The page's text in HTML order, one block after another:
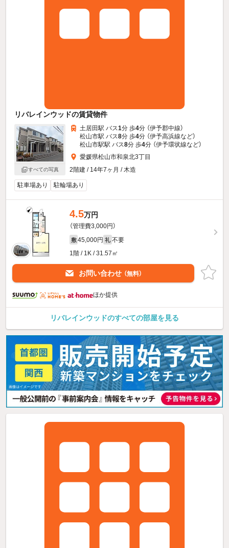
リバレインウッドの賃貸物件
すべての写真
土居田駅 バス1分 歩4分 （伊予郡中線）
松山市駅 バス8分 歩4分 （伊予高浜線など）
松山市駅駅 バス8分 歩4分 （伊予環状線など）
愛媛県松山市和泉北3丁目
2階建 / 14年7ヶ月 / 木造
駐車場あり 駐輪場あり
4.5万円
（管理費3,000円）
敷 45,000円 礼 不要
1階 / 1K / 31.57㎡
お問い合わせ （無料）
ほか提供
リバレインウッドのすべての部屋を見る